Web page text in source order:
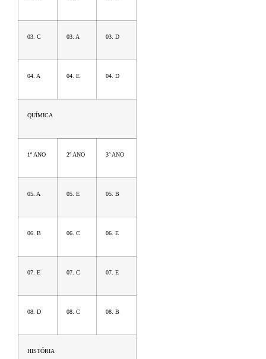
03. C 03. A 03. D
04. A 04. E 04. D
QUÍMICA
1º ANO 2º ANO 3º ANO
05. A 05. E 05. B
06. B 06. C 06. E
07. E 07. C 07. E
08. D 08. C 08. B
HISTÓRIA